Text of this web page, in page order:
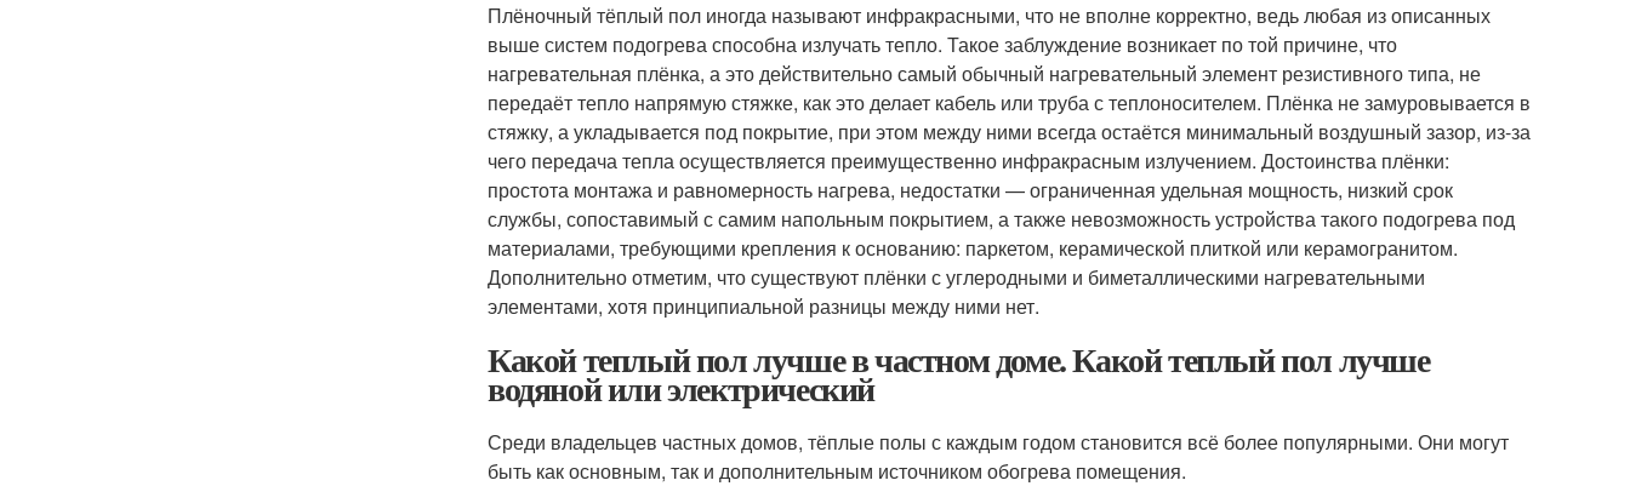
Плёночный тёплый пол иногда называют инфракрасными, что не вполне корректно, ведь любая из описанных
выше систем подогрева способна излучать тепло. Такое заблуждение возникает по той причине, что
нагревательная плёнка, а это действительно самый обычный нагревательный элемент резистивного типа, не
передаёт тепло напрямую стяжке, как это делает кабель или труба с теплоносителем. Плёнка не замуровывается в
стяжку, а укладывается под покрытие, при этом между ними всегда остаётся минимальный воздушный зазор, из-за
чего передача тепла осуществляется преимущественно инфракрасным излучением. Достоинства плёнки:
простота монтажа и равномерность нагрева, недостатки — ограниченная удельная мощность, низкий срок
службы, сопоставимый с самим напольным покрытием, а также невозможность устройства такого подогрева под
материалами, требующими крепления к основанию: паркетом, керамической плиткой или керамогранитом.
Дополнительно отметим, что существуют плёнки с углеродными и биметаллическими нагревательными
элементами, хотя принципиальной разницы между ними нет.
Какой теплый пол лучше в частном доме. Какой теплый пол лучше
водяной или электрический
Среди владельцев частных домов, тёплые полы с каждым годом становится всё более популярными. Они могут
быть как основным, так и дополнительным источником обогрева помещения.